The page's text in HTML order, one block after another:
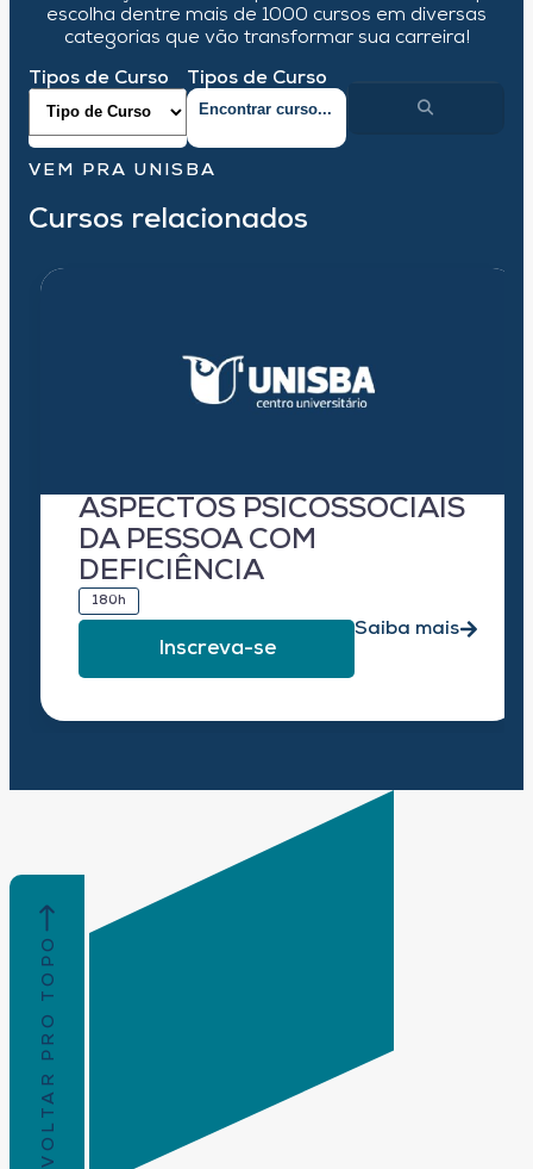
escolha dentre mais de 1000 cursos em diversas
categorias que vão transformar sua carreira!
Tipos de Curso Tipos de Curso
VEM PRA UNISBA
Cursos relacionados
ASPECTOS PSICOSSOCIAIS
DA PESSOA COM
DEFICIÊNCIA
180h
Inscreva-se
Saiba mais
VOLTAR PRO TOPO